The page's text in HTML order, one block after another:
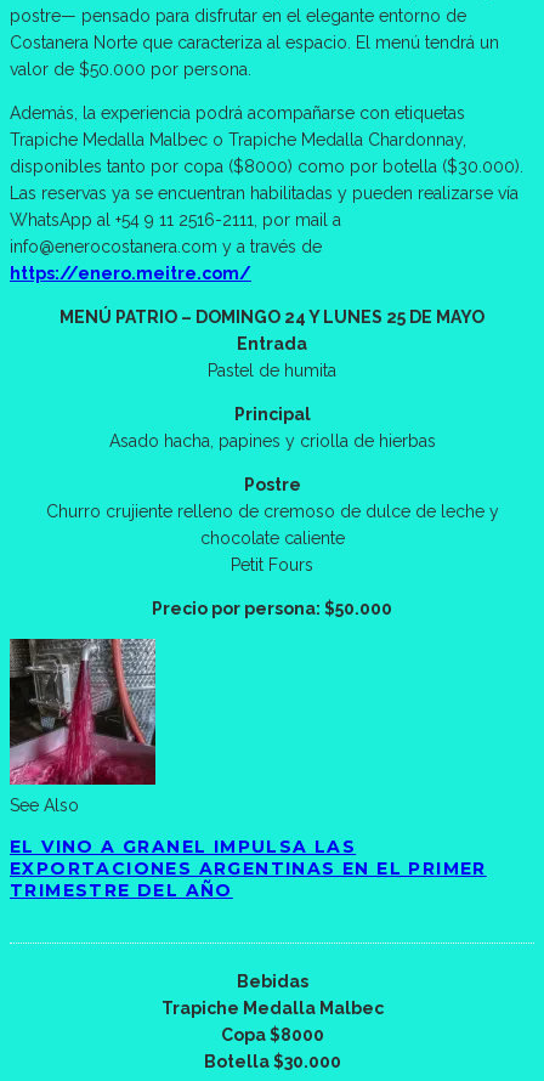
postre— pensado para disfrutar en el elegante entorno de
Costanera Norte que caracteriza al espacio. El menú tendrá un
valor de $50.000 por persona.
Además, la experiencia podrá acompañarse con etiquetas
Trapiche Medalla Malbec o Trapiche Medalla Chardonnay,
disponibles tanto por copa ($8000) como por botella ($30.000).
Las reservas ya se encuentran habilitadas y pueden realizarse vía
WhatsApp al +54 9 11 2516-2111, por mail a
info@enerocostanera.com y a través de
https://enero.meitre.com/
MENÚ PATRIO – DOMINGO 24 Y LUNES 25 DE MAYO
Entrada
Pastel de humita
Principal
Asado hacha, papines y criolla de hierbas
Postre
Churro crujiente relleno de cremoso de dulce de leche y
chocolate caliente
Petit Fours
Precio por persona: $50.000
See Also
EL VINO A GRANEL IMPULSA LAS
EXPORTACIONES ARGENTINAS EN EL PRIMER
TRIMESTRE DEL AÑO
Bebidas
Trapiche Medalla Malbec
Copa $8000
Botella $30.000